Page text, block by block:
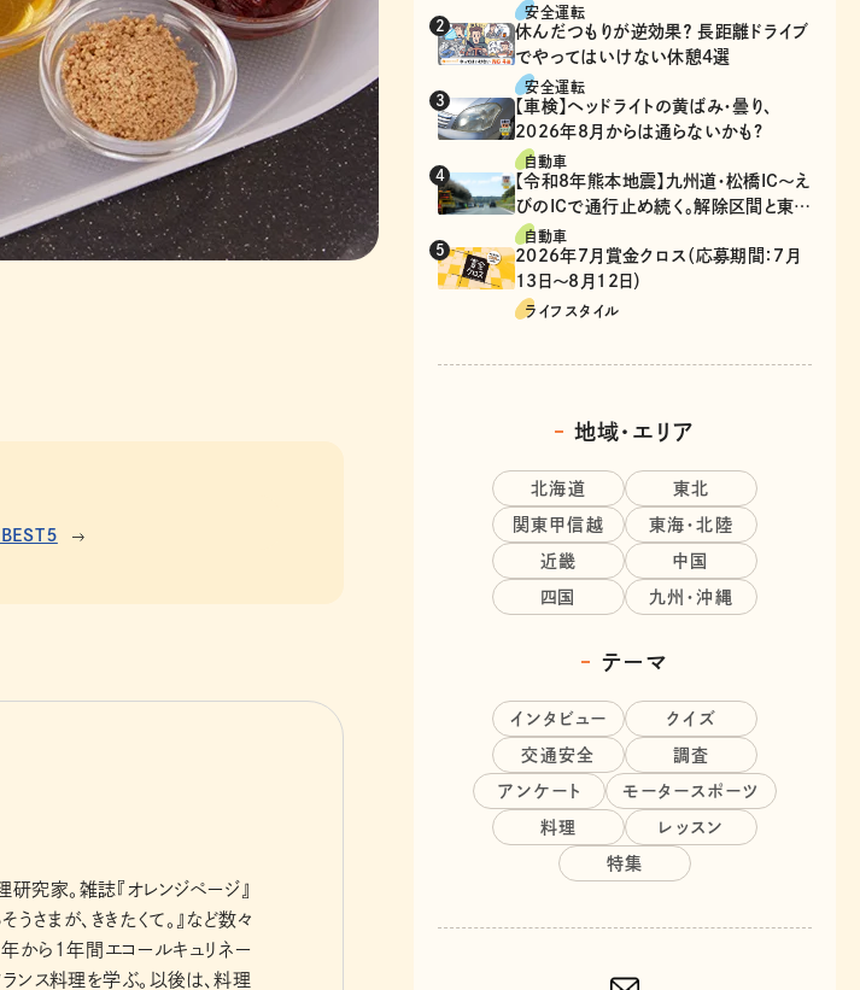
５
究家。雑誌『オレンジページ』
さまが、ききたくて。』など数々
から1年間エコールキュリネー
ンス料理を学ぶ。以後は、料理
は、違反？
安全運転
休んだつもりが逆効果？ 長距離ドライブ
でやってはいけない休憩4選
安全運転
【車検】ヘッドライトの黄ばみ・曇り、
2026年8月からは通らないかも?
自動車
【令和8年熊本地震】九州道・松橋IC～え
びのICで通行止め続く。解除区間と東九
州道の迂回ルート
自動車
2026年7月賞金クロス（応募期間：7月
13日～8月12日）
ライフスタイル
地域・エリア
北海道 東北
関東甲信越 東海・北陸
近畿 中国
四国 九州・沖縄
テーマ
インタビュー クイズ
交通安全 調査
アンケート モータースポーツ
料理 レッスン
特集